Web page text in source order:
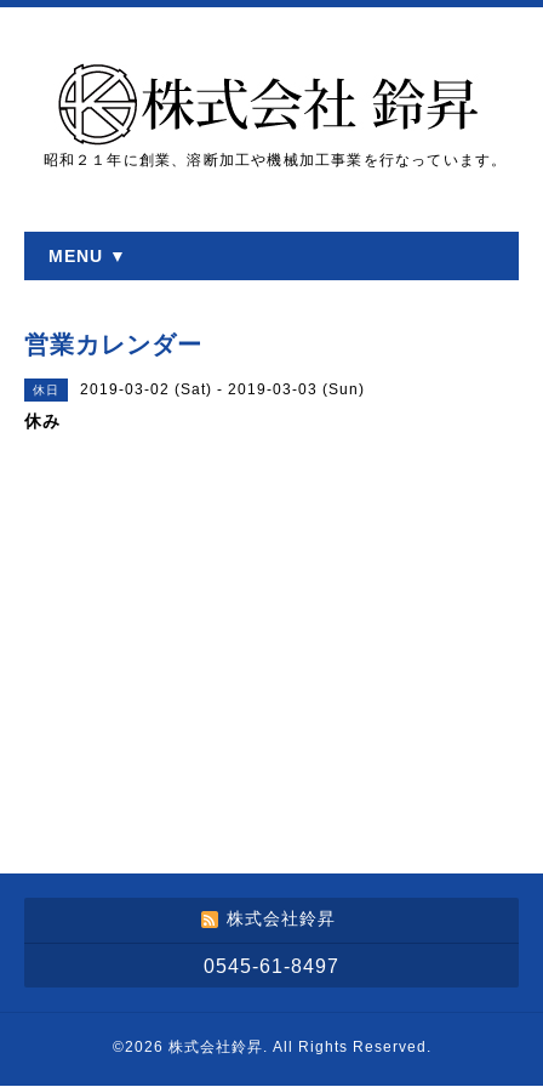
昭和２１年に創業、溶断加工や機械加工事業を行なっています。
MENU ▼
営業カレンダー
休日 2019-03-02 (Sat) - 2019-03-03 (Sun)
休み
株式会社鈴昇
0545-61-8497
©2026 株式会社鈴昇. All Rights Reserved.